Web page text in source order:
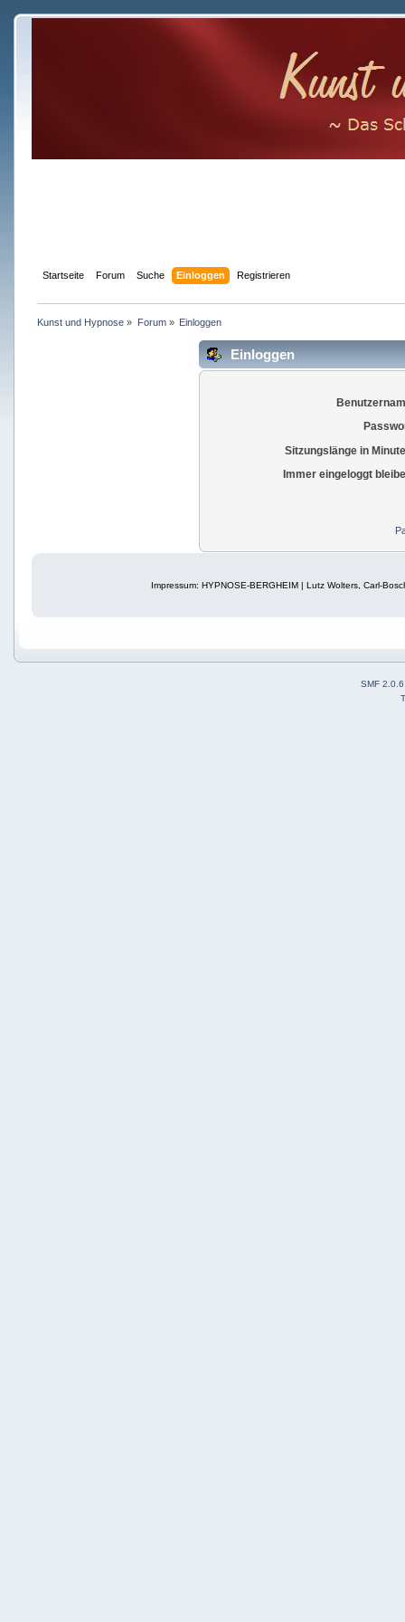
Startseite Forum Suche Einloggen Registrieren
Kunst und Hypnose » Forum» Einloggen
Einloggen
Sitzungslänge in
Immer eingeloggt
Impressum: HYPNOSE-BERGHEIM | Lutz Wolters, Carl-
SMF 2.0.6